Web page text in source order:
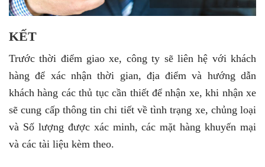
KẾT
Trước thời điểm giao xe, công ty sẽ liên hệ với khách
hàng để xác nhận thời gian, địa điểm và hướng dẫn
khách hàng các thủ tục cần thiết để nhận xe, khi nhận xe
sẽ cung cấp thông tin chi tiết về tình trạng xe, chủng loại
và Số lượng được xác minh, các mặt hàng khuyến mại
và các tài liệu kèm theo.